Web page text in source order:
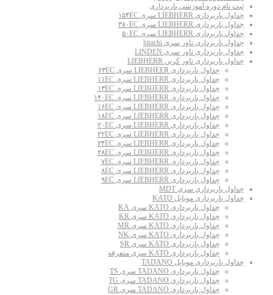
ثبت نام دوره آموزشی باربرداری
جداول باربرداری LIEBHERR سری ۱۵۴EC
جداول باربرداری LIEBHERR سری ۳۸۰EC
جداول باربرداری LIEBHERR سری ۵۰EC
جداول باربرداری تاور سری hitachi
جداول باربرداری تاور سری LINDEN
جداول باربرداری تاور کرین LIEBHERR
جداول باربرداری LIEBHEER سری ۶۳EC
جداول باربرداری LIEBHERR سری ۱۱EC
جداول باربرداری LIEBHERR سری ۱۳EC
جداول باربرداری LIEBHERR سری ۱۴۰EC
جداول باربرداری LIEBHERR سری ۱۶EC
جداول باربرداری LIEBHERR سری ۱۸EC
جداول باربرداری LIEBHERR سری ۲۰EC
جداول باربرداری LIEBHERR سری ۲۲EC
جداول باربرداری LIEBHERR سری ۲۴EC
جداول باربرداری LIEBHERR سری ۲۸EC
جداول باربرداری LIEBHERR سری ۷EC
جداول باربرداری LIEBHERR سری ۸EC
جداول باربرداری LIEBHERR سری ۹EC
جداول باربرداری سری MDT
جداول باربرداری موبایل KATO
جداول باربرداری KATO سری KA
جداول باربرداری KATO سری KR
جداول باربرداری KATO سری MR
جداول باربرداری KATO سری NK
جداول باربرداری KATO سری SR
جداول باربرداری KATO سری متفرقه
جداول باربرداری موبایل TADANO
جداول باربرداری TADANO سری TS
جداول باربرداری TADANO سری TG
جداول باربرداری TADANO سری GR